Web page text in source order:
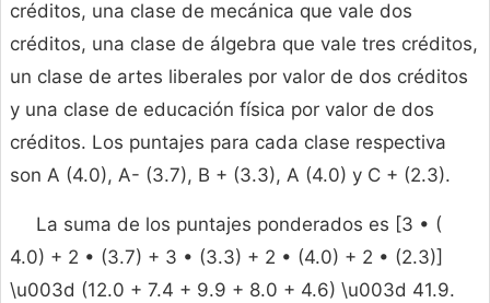
créditos, una clase de mecánica que vale dos
créditos, una clase de álgebra que vale tres créditos,
un clase de artes liberales por valor de dos créditos
y una clase de educación física por valor de dos
créditos. Los puntajes para cada clase respectiva
son A (4.0), A- (3.7), B + (3.3), A (4.0) y C + (2.3).
La suma de los puntajes ponderados es [3 • (
4.0) + 2 • (3.7) + 3 • (3.3) + 2 • (4.0) + 2 • (2.3)]
\u003d (12.0 + 7.4 + 9.9 + 8.0 + 4.6) \u003d 41.9.